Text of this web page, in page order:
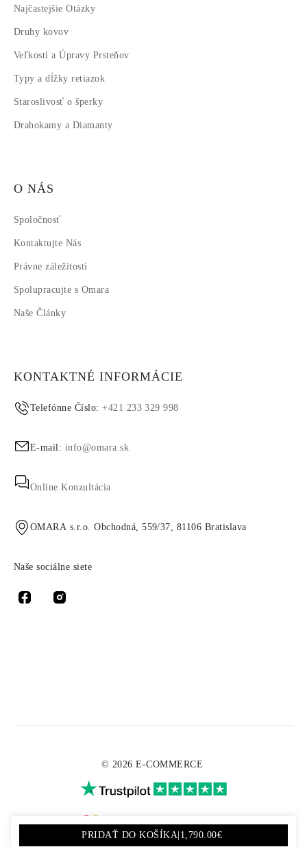
PRIDAŤ DO KOŠÍKA 1,790.00€
Najčastejšie Otázky
Druhy kovov
Veľkosti a Úpravy Prsteňov
Typy a dĺžky retiazok
Staroslivosť o šperky
Drahokamy a Diamanty
O NÁS
Spoločnosť
Kontaktujte Nás
Právne záležitosti
Spolupracujte s Omara
Naše Články
KONTAKTNÉ INFORMÁCIE
Telefónne Číslo:+421 233 329 998
E-mail: info@omara.sk
Online Konzultácia
OMARA s.r.o. Obchodná, 559/37, 81106 Bratislava
Naše sociálne siete
© 2026 E-COMMERCE